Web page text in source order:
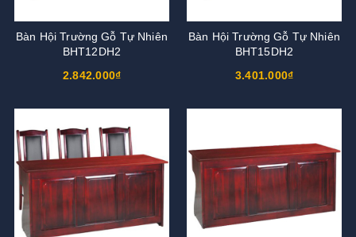
Bàn Hội Trường Gỗ Tự Nhiên
BHT12DH2
2.842.000₫
Bàn Hội Trường Gỗ Tự Nhiên
BHT15DH2
3.401.000₫